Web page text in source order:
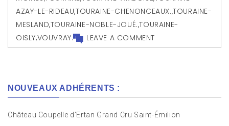
AZAY-LE-RIDEAU,TOURAINE-CHENONCEAUX.,TOURAINE-
MESLAND,TOURAINE-NOBLE-JOUÉ.,TOURAINE-
OISLY,VOUVRAY. LEAVE A COMMENT
NOUVEAUX ADHÉRENTS :
Château Coupelle d’Ertan Grand Cru Saint-Émilion